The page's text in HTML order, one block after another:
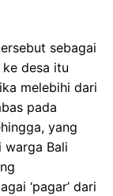
sebagai
desa itu
melebihi dari
pada
yang
warga Bali
‘pagar’ dari